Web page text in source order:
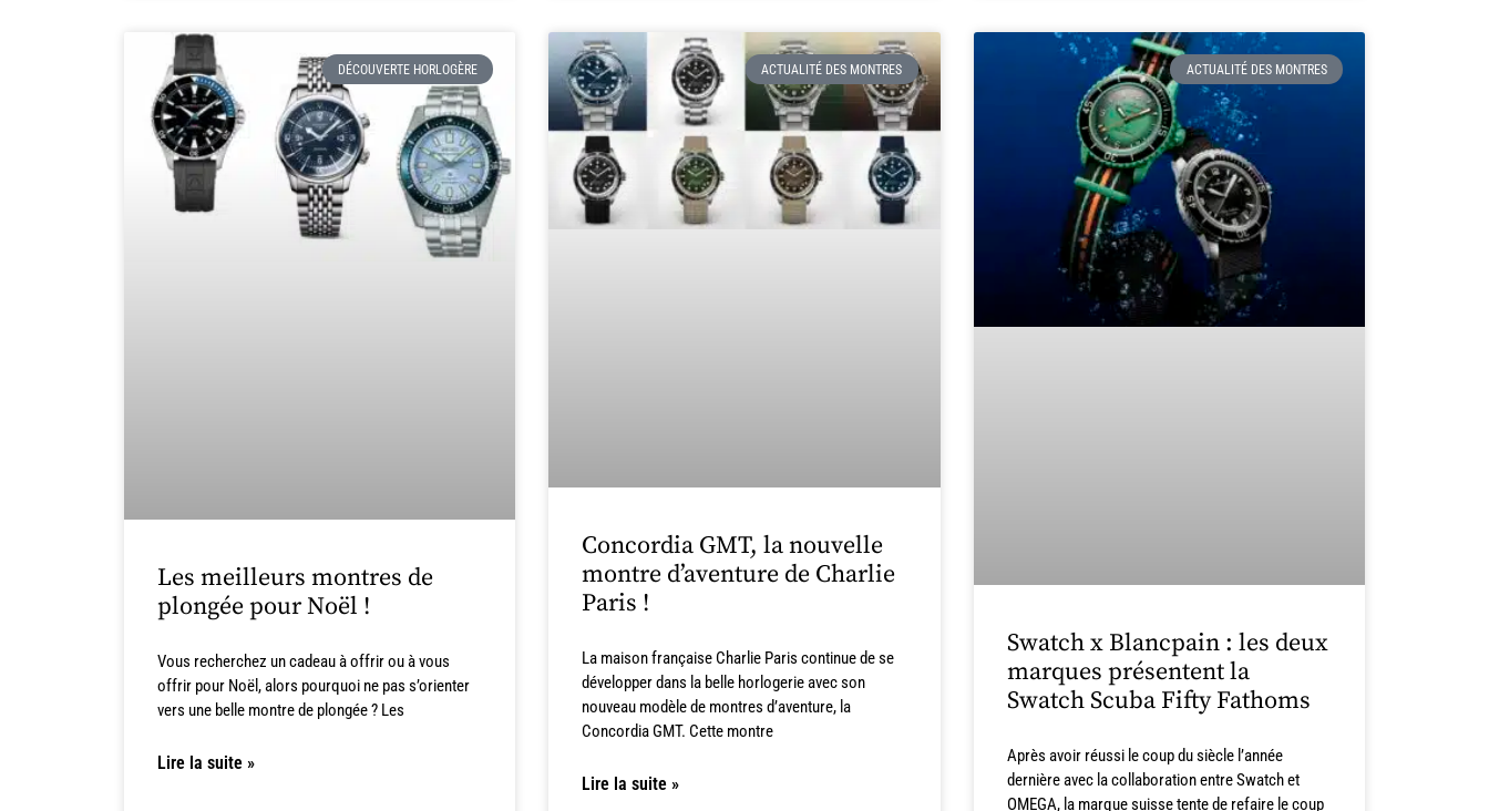
DÉCOUVERTE HORLOGÈRE
Les meilleurs montres de
plongée pour Noël !
Vous recherchez un cadeau à offrir ou à vous
offrir pour Noël, alors pourquoi ne pas s’orienter
vers une belle montre de plongée ? Les
Lire la suite »
ACTUALITÉ DES MONTRES
Concordia GMT, la nouvelle
montre d’aventure de Charlie
Paris !
La maison française Charlie Paris continue de se
développer dans la belle horlogerie avec son
nouveau modèle de montres d’aventure, la
Concordia GMT. Cette montre
Lire la suite »
ACTUALITÉ DES MONTRES
Swatch x Blancpain : les deux
marques présentent la
Swatch Scuba Fifty Fathoms
Après avoir réussi le coup du siècle l’année
dernière avec la collaboration entre Swatch et
OMEGA, la marque suisse tente de refaire le coup